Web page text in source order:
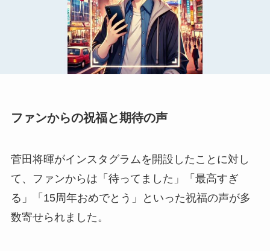
ファンからの祝福と期待の声
菅田将暉がインスタグラムを開設したことに対し
て、ファンからは「待ってました」「最高すぎ
る」「15周年おめでとう」といった祝福の声が多
数寄せられました。